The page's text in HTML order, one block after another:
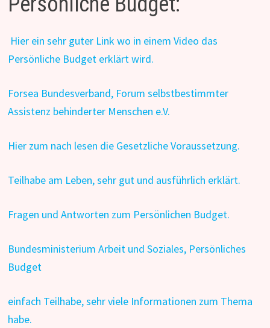
Hier ein sehr guter Link wo in einem Video das
Persönliche Budget erklärt wird.
Forsea Bundesverband, Forum selbstbestimmter
Assistenz behinderter Menschen e.V.
Hier zum nach lesen die Gesetzliche Voraussetzung.
Teilhabe am Leben, sehr gut und ausführlich erklärt.
Fragen und Antworten zum Persönlichen Budget.
Bundesministerium Arbeit und Soziales, Persönliches
Budget
einfach Teilhabe, sehr viele Informationen zum Thema
habe.